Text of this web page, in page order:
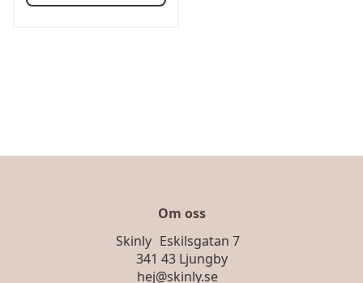
Om oss
Skinly Eskilsgatan 7
341 43 Ljungby
hej@skinly.se